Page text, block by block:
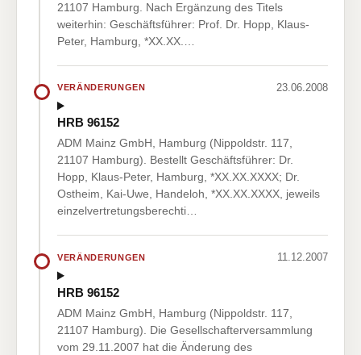
21107 Hamburg. Nach Ergänzung des Titels
weiterhin: Geschäftsführer: Prof. Dr. Hopp, Klaus-
Peter, Hamburg, *XX.XX.…
VERÄNDERUNGEN 23.06.2008
HRB 96152
ADM Mainz GmbH, Hamburg (Nippoldstr. 117,
21107 Hamburg). Bestellt Geschäftsführer: Dr.
Hopp, Klaus-Peter, Hamburg, *XX.XX.XXXX; Dr.
Ostheim, Kai-Uwe, Handeloh, *XX.XX.XXXX, jeweils
einzelvertretungsberechti…
VERÄNDERUNGEN 11.12.2007
HRB 96152
ADM Mainz GmbH, Hamburg (Nippoldstr. 117,
21107 Hamburg). Die Gesellschafterversammlung
vom 29.11.2007 hat die Änderung des